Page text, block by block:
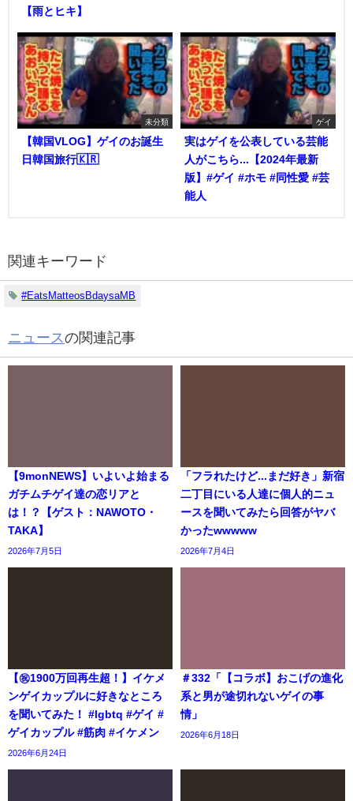
【雨とヒキ】
未分類
【韓国VLOG】ゲイのお誕生
日韓国旅行🇰🇷
ゲイ
実はゲイを公表している芸能
人がこちら...【2024年最新
版】#ゲイ #ホモ #同性愛 #芸
能人
関連キーワード
#EatsMatteosBdaysaMB
ニュースの関連記事
【9monNEWS】いよいよ始まる
ガチムチゲイ達の恋リアと
は！？【ゲスト：NAWOTO・
TAKA】
2026年7月5日
「フラれたけど...まだ好き」新宿
二丁目にいる人達に個人的ニュ
ースを聞いてみたら回答がヤバ
かったwwwww
2026年7月4日
【㊗️1900万回再生超！】イケメ
ンゲイカップルに好きなところ
を聞いてみた！ #lgbtq #ゲイ #
ゲイカップル #筋肉 #イケメン
2026年6月24日
＃332「【コラボ】おこげの進化
系と男が途切れないゲイの事
情」
2026年6月18日